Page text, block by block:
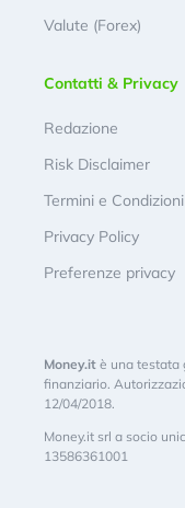
Valute (Forex)
Contatti & Privacy
Redazione
Risk Disclaimer
Termini e Condizioni
Privacy Policy
Preferenze privacy
Money.it è una testata
finanziario.
12/04/2018.
Money.it srl a socio
13586361001